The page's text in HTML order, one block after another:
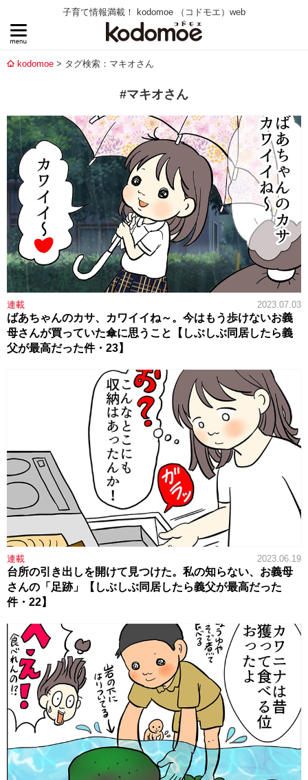
子育て情報満載！ kodomoe （コドモエ）web
kodomoe タグ検索：マキオさん
#マキオさん
連載 2023.07.03
ばあちゃんのカサ、カワイイね～。今はもう歩けないお義
母さんが買っていた傘に思うこと【しぶしぶ同居したら義
父が最高だった件・23】
連載 2023.06.19
台所の引き出しを開けて見つけた。私の知らない、お義母
さんの「足跡」【しぶしぶ同居したら義父が最高だった
件・22】